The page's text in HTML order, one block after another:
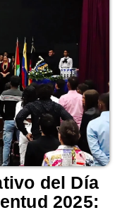
del Día
2025: